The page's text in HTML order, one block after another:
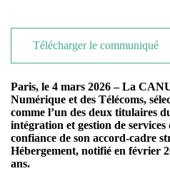
Télécharger le communiqué
Paris, le 4 mars 2026 – La
Numérique et des Télécoms,
comme l’un des deux titulaires
intégration et gestion de
confiance de son accord-cadre
Hébergement, notifié en février
ans.